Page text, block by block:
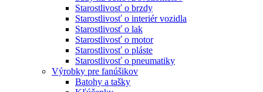
Starostlivosť o brzdy
Starostlivosť o interiér vozidla
Starostlivosť o lak
Starostlivosť o motor
Starostlivosť o pláste
Starostlivosť o pneumatiky
Výrobky pre fanúšikov
Batohy a tašky